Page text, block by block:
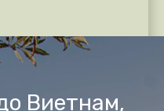
Виетнам,